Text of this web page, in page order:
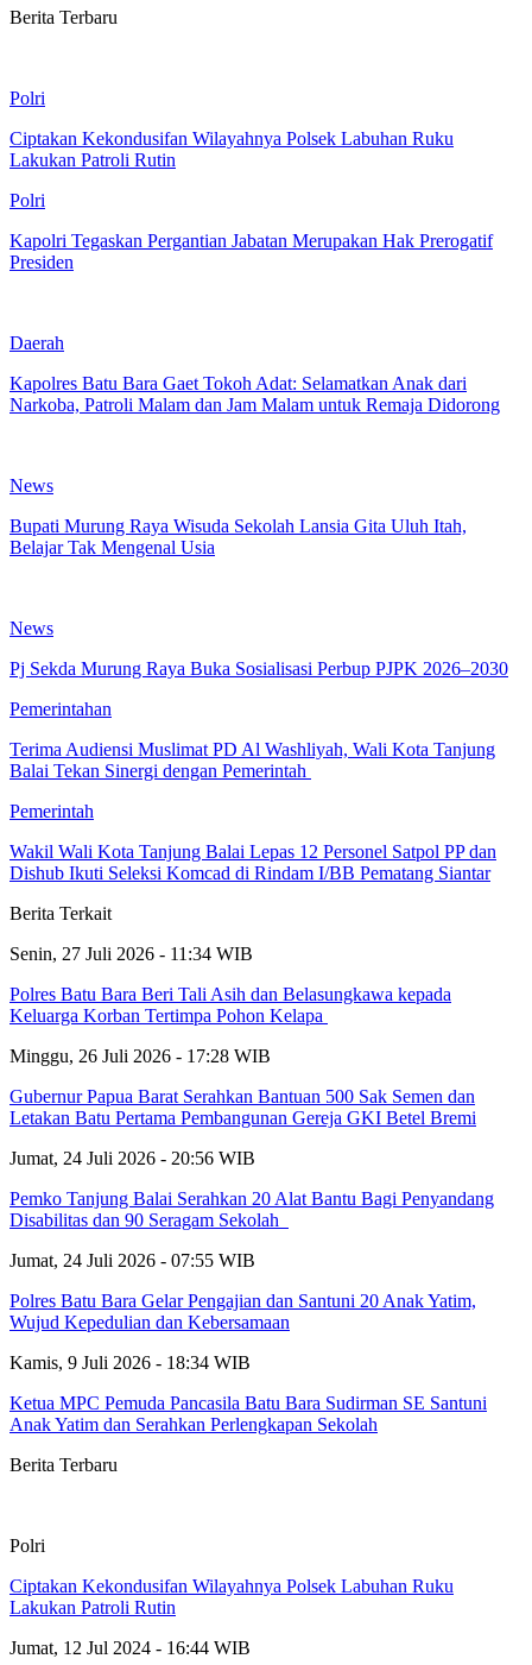
Berita Terbaru
Polri
Ciptakan Kekondusifan Wilayahnya Polsek Labuhan Ruku
Lakukan Patroli Rutin
Polri
Kapolri Tegaskan Pergantian Jabatan Merupakan Hak Prerogatif
Presiden
Daerah
Kapolres Batu Bara Gaet Tokoh Adat: Selamatkan Anak dari
Narkoba, Patroli Malam dan Jam Malam untuk Remaja Didorong
News
Bupati Murung Raya Wisuda Sekolah Lansia Gita Uluh Itah,
Belajar Tak Mengenal Usia
News
Pj Sekda Murung Raya Buka Sosialisasi Perbup PJPK 2026–2030
Pemerintahan
Terima Audiensi Muslimat PD Al Washliyah, Wali Kota Tanjung
Balai Tekan Sinergi dengan Pemerintah
Pemerintah
Wakil Wali Kota Tanjung Balai Lepas 12 Personel Satpol PP dan
Dishub Ikuti Seleksi Komcad di Rindam I/BB Pematang Siantar
Berita Terkait
Senin, 27 Juli 2026 - 11:34 WIB
Polres Batu Bara Beri Tali Asih dan Belasungkawa kepada
Keluarga Korban Tertimpa Pohon Kelapa
Minggu, 26 Juli 2026 - 17:28 WIB
Gubernur Papua Barat Serahkan Bantuan 500 Sak Semen dan
Letakan Batu Pertama Pembangunan Gereja GKI Betel Bremi
Jumat, 24 Juli 2026 - 20:56 WIB
Pemko Tanjung Balai Serahkan 20 Alat Bantu Bagi Penyandang
Disabilitas dan 90 Seragam Sekolah
Jumat, 24 Juli 2026 - 07:55 WIB
Polres Batu Bara Gelar Pengajian dan Santuni 20 Anak Yatim,
Wujud Kepedulian dan Kebersamaan
Kamis, 9 Juli 2026 - 18:34 WIB
Ketua MPC Pemuda Pancasila Batu Bara Sudirman SE Santuni
Anak Yatim dan Serahkan Perlengkapan Sekolah
Berita Terbaru
Polri
Ciptakan Kekondusifan Wilayahnya Polsek Labuhan Ruku
Lakukan Patroli Rutin
Jumat, 12 Jul 2024 - 16:44 WIB